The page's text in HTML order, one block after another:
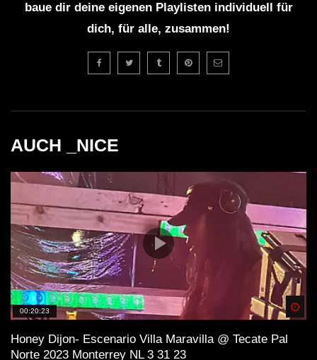
baue dir deine eigenen Playlisten individuell für
dich, für alle, zusammen!
AUCH _NICE
00:20:23
Honey Dijon- Escenario Villa Maravilla @ Tecate Pal
Norte 2023 Monterrey NL 3 31 23